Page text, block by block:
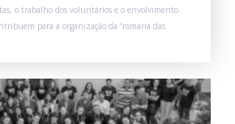
o trabalho dos voluntários e o envolvimento
para a organização da “romaria das